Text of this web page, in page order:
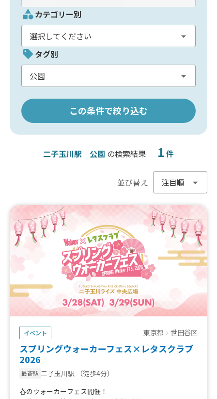
カテゴリー別
タグ別
この条件で絞り込む
二子玉川駅 公園 の検索結果 1 件
並び替え
イベント 東京都 世田谷区
スプリングウォーカーフェス×レタスクラブ
2026
最寄駅 二子玉川駅
（徒歩4分）
春のウォーカーフェス開催！